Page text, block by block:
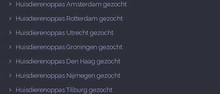
Huisdierenoppas Amsterdam gezocht
Huisdierenoppas Rotterdam gezocht
Huisdierenoppas Utrecht gezocht
Huisdierenoppas Groningen gezocht
Huisdierenoppas Den Haag gezocht
Huisdierenoppas Nijmegen gezocht
Huisdierenoppas Tilburg gezocht